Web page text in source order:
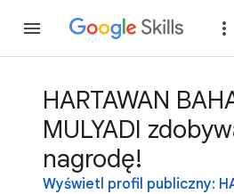
HARTAWAN
MULYADI
nagrodę!
Wyświetl profil publiczny: